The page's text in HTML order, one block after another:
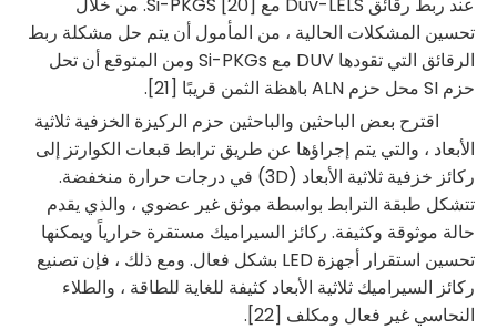
تحسين المشكلات الحالية ، من المأمول أن يتم حل مشكلة ربط
الرقائق التي تقودها DUV مع Si-PKGs ومن المتوقع أن تحل
حزم SI محل حزم ALN باهظة الثمن قريبًا [21].
اقترح بعض الباحثين والباحثين حزم الركيزة الخزفية ثلاثية
الأبعاد ، والتي يتم إجراؤها عن طريق ترابط قبعات الكوارتز إلى
ركائز خزفية ثلاثية الأبعاد (3D) في درجات حرارة منخفضة.
تتشكل طبقة الترابط بواسطة موثق غير عضوي ، والذي يقدم
حالة موثوقة وكثيفة. ركائز السيراميك مستقرة حرارياً ويمكنها
تحسين استقرار أجهزة LED بشكل فعال. ومع ذلك ، فإن تصنيع
ركائز السيراميك ثلاثية الأبعاد كثيفة للغاية للطاقة ، والطلاء
النحاسي غير فعال ومكلف [22].